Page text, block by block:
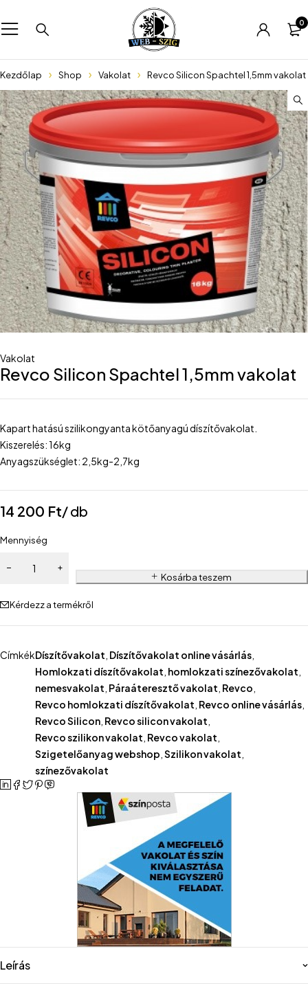
0
Kezdőlap Shop Vakolat Revco Silicon Spachtel 1,5mm vakolat
Vakolat
Revco Silicon Spachtel 1,5mm vakolat
Kapart hatású szilikongyanta kötőanyagú díszítővakolat.
Kiszerelés: 16kg
Anyagszükséglet: 2,5kg-2,7kg
14 200 Ft/ db
Mennyiség
Kosárba teszem
Kérdezz a termékről
CímkékDíszítővakolat Díszítővakolat online vásárlás
Homlokzati díszítővakolat homlokzati színezővakolat
nemesvakolat Páraáteresztő vakolat Revco
Revco homlokzati díszítővakolat Revco online vásárlás
Revco Silicon Revco silicon vakolat
Revco szilikon vakolat Revco vakolat
Szigetelőanyag webshop Szilikon vakolat
színezővakolat
Leírás